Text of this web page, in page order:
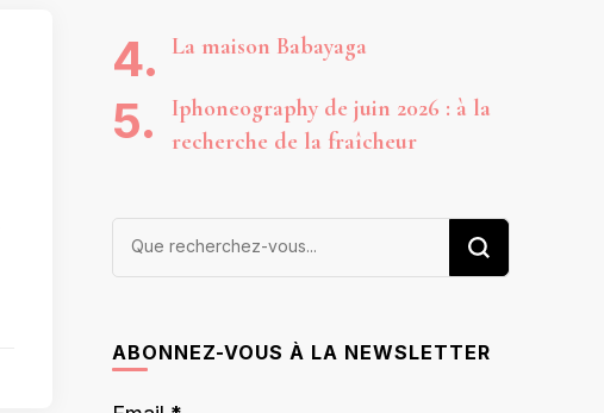
La maison Babayaga
Iphoneography de juin 2026 : à la
recherche de la fraîcheur
Vous
ABONNEZ-VOUS À LA NEWSLETTER